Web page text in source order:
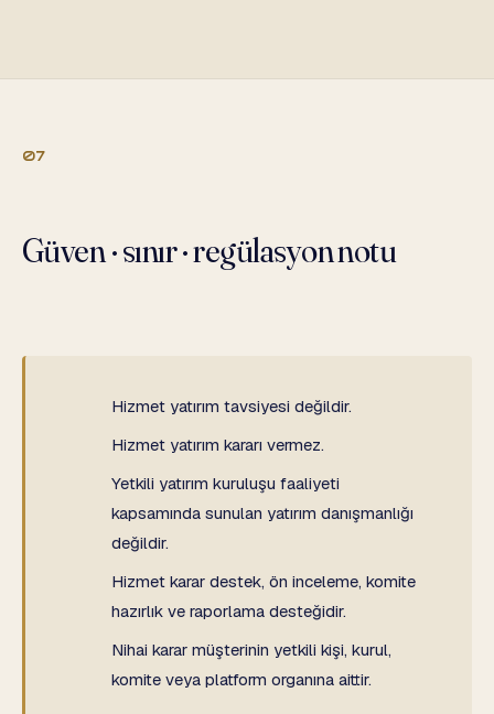
07
Güven · sınır · regülasyon notu
Hizmet yatırım tavsiyesi değildir.
Hizmet yatırım kararı vermez.
Yetkili yatırım kuruluşu faaliyeti
kapsamında sunulan yatırım danışmanlığı
değildir.
Hizmet karar destek, ön inceleme, komite
hazırlık ve raporlama desteğidir.
Nihai karar müşterinin yetkili kişi, kurul,
komite veya platform organına aittir.